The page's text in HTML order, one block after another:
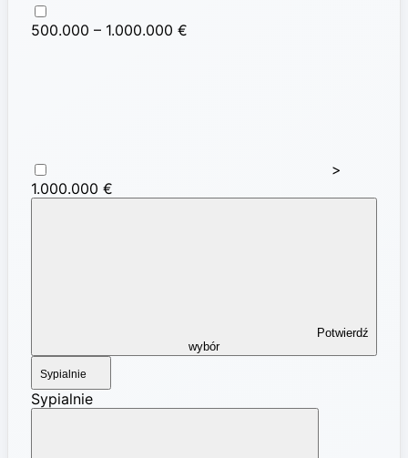
500.000 – 1.000.000 €
>
1.000.000 €
wybór
Sypialnie
Sypialnie